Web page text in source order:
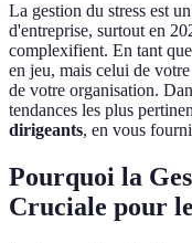
La gestion du stress est
d'entreprise, surtout en
complexifient. En tant
en jeu, mais celui de
de votre organisation.
tendances les plus
dirigeants, en vous
Pourquoi la
Cruciale pour